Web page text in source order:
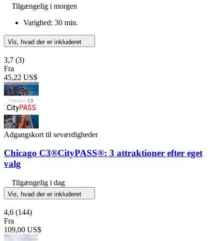
Tilgængelig i morgen
Varighed: 30 min.
Vis, hvad der er inkluderet
3,7 (3)
Fra
45,22 US$
Adgangskort til seværdigheder
Chicago C3®CityPASS®: 3 attraktioner efter eget
valg
Tilgængelig i dag
Vis, hvad der er inkluderet
4,6 (144)
Fra
109,00 US$